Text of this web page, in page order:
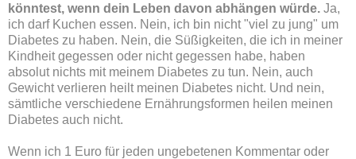
könntest, wenn dein Leben davon abhängen würde. Ja,
ich darf Kuchen essen. Nein, ich bin nicht "viel zu jung" um
Diabetes zu haben. Nein, die Süßigkeiten, die ich in meiner
Kindheit gegessen oder nicht gegessen habe, haben
absolut nichts mit meinem Diabetes zu tun. Nein, auch
Gewicht verlieren heilt meinen Diabetes nicht. Und nein,
sämtliche verschiedene Ernährungsformen heilen meinen
Diabetes auch nicht.
Wenn ich 1 Euro für jeden ungebetenen Kommentar oder